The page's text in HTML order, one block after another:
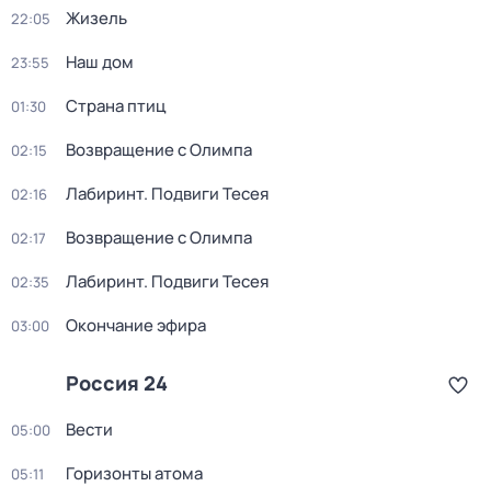
22:05 Жизель
23:55 Наш дом
01:30 Страна птиц
02:15 Возвращение с Олимпа
02:16 Лабиринт. Подвиги Тесея
02:17 Возвращение с Олимпа
02:35 Лабиринт. Подвиги Тесея
03:00 Окончание эфира
Россия 24
05:00 Вести
05:11 Горизонты атома